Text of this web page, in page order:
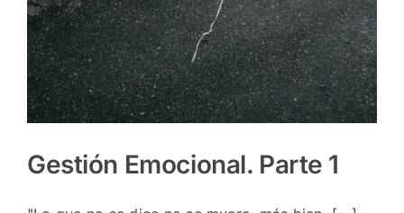
Gestión Emocional. Parte 1